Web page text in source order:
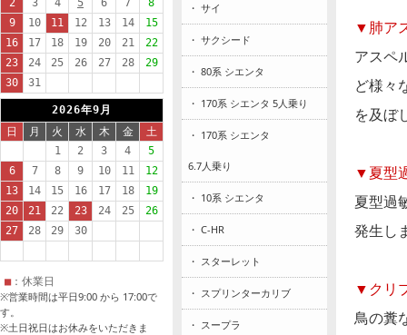
▼肺ア
アスペ
ど様々
を及ぼ
▼夏型
夏型過
発生し
▼クリ
鳥の糞
※営業時間は平日9:00 から 17:00で
す。
※土日祝日はお休みをいただきま
・ サイ
・ サクシード
・ 80系 シエンタ
・ 170系 シエンタ 5人乗り
・ 170系 シエンタ
6.7人乗り
・ 10系 シエンタ
・ C-HR
・ スターレット
・ スプリンターカリブ
・ スープラ